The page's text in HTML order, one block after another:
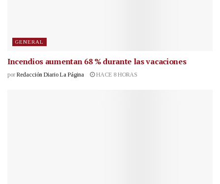
GENERAL
Incendios aumentan 68 % durante las vacaciones
por Redacción Diario La Página HACE 8 HORAS